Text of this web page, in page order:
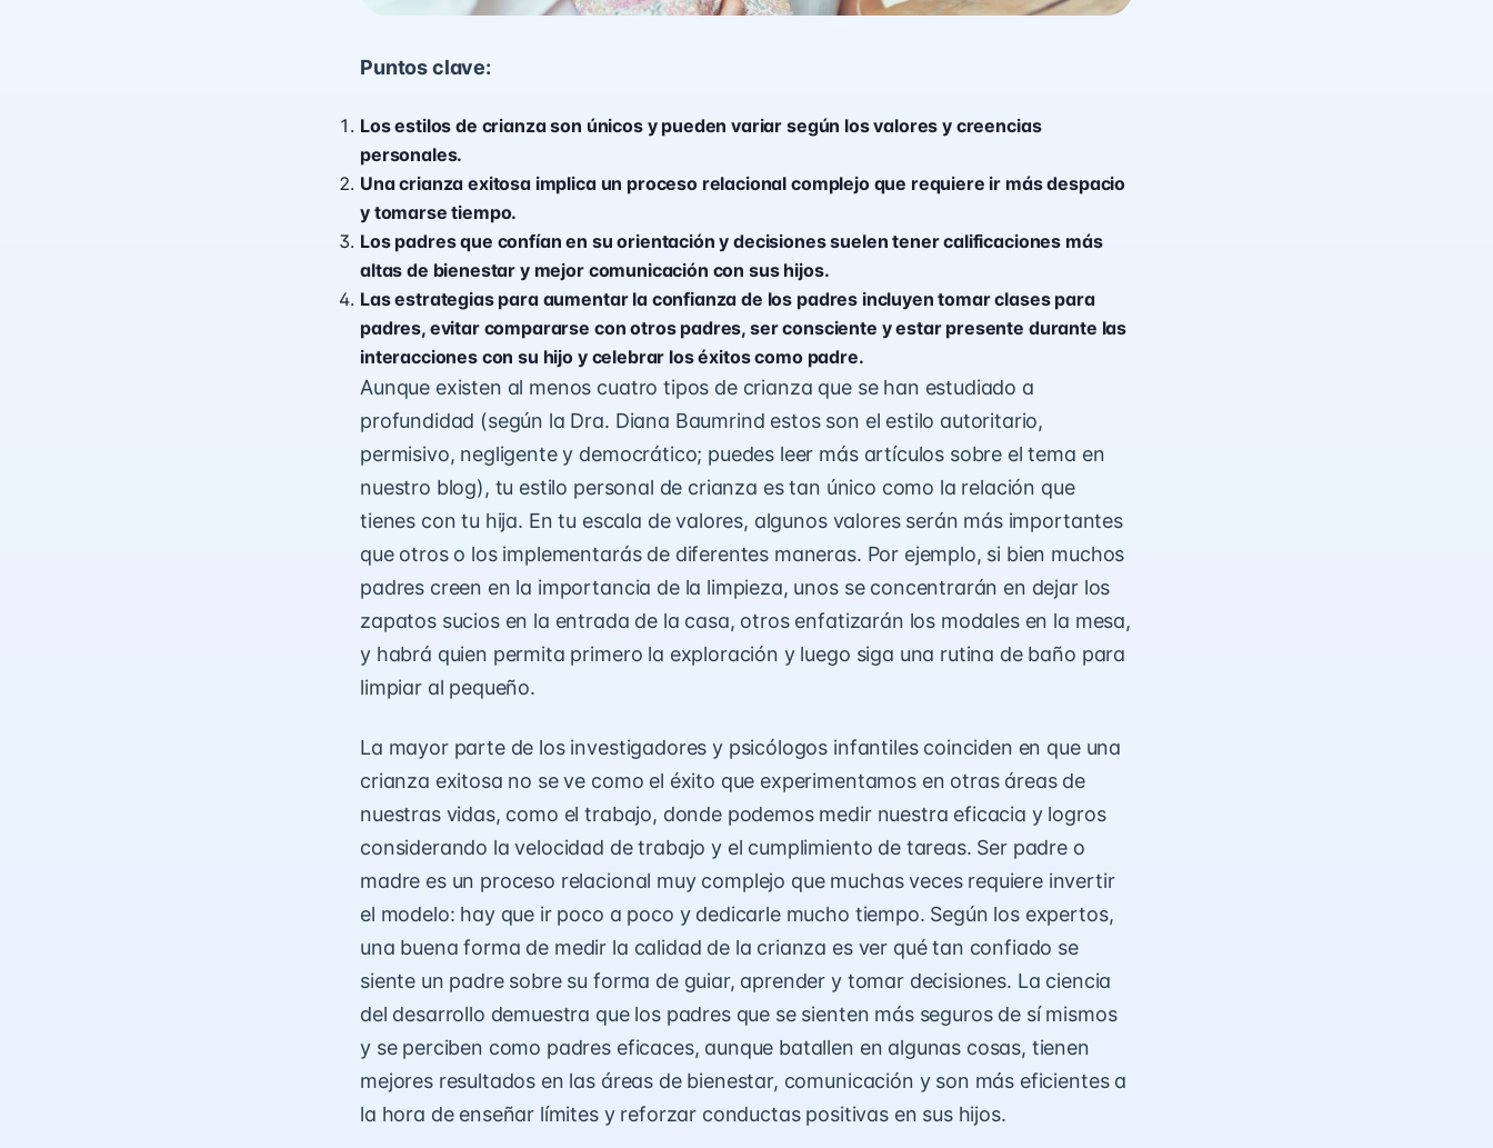
Puntos clave:
Los estilos de crianza son únicos y pueden variar según los valores y creencias
personales.
Una crianza exitosa implica un proceso relacional complejo que requiere ir más despacio
y tomarse tiempo.
Los padres que confían en su orientación y decisiones suelen tener calificaciones más
altas de bienestar y mejor comunicación con sus hijos.
Las estrategias para aumentar la confianza de los padres incluyen tomar clases para
padres, evitar compararse con otros padres, ser consciente y estar presente durante las
interacciones con su hijo y celebrar los éxitos como padre.
Aunque existen al menos cuatro tipos de crianza que se han estudiado a
profundidad (según la Dra. Diana Baumrind estos son el estilo autoritario,
permisivo, negligente y democrático; puedes leer más artículos sobre el tema en
nuestro blog), tu estilo personal de crianza es tan único como la relación que
tienes con tu hija. En tu escala de valores, algunos valores serán más importantes
que otros o los implementarás de diferentes maneras. Por ejemplo, si bien muchos
padres creen en la importancia de la limpieza, unos se concentrarán en dejar los
zapatos sucios en la entrada de la casa, otros enfatizarán los modales en la mesa,
y habrá quien permita primero la exploración y luego siga una rutina de baño para
limpiar al pequeño.
La mayor parte de los investigadores y psicólogos infantiles coinciden en que una
crianza exitosa no se ve como el éxito que experimentamos en otras áreas de
nuestras vidas, como el trabajo, donde podemos medir nuestra eficacia y logros
considerando la velocidad de trabajo y el cumplimiento de tareas. Ser padre o
madre es un proceso relacional muy complejo que muchas veces requiere invertir
el modelo: hay que ir poco a poco y dedicarle mucho tiempo. Según los expertos,
una buena forma de medir la calidad de la crianza es ver qué tan confiado se
siente un padre sobre su forma de guiar, aprender y tomar decisiones. La ciencia
del desarrollo demuestra que los padres que se sienten más seguros de sí mismos
y se perciben como padres eficaces, aunque batallen en algunas cosas, tienen
mejores resultados en las áreas de bienestar, comunicación y son más eficientes a
la hora de enseñar límites y reforzar conductas positivas en sus hijos.